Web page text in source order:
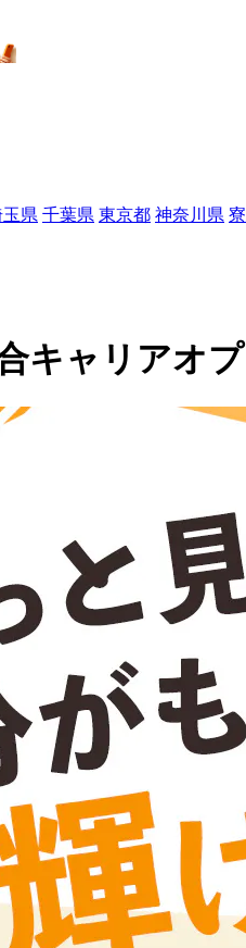
県 千葉県 東京都 神奈川県
キャリアオ